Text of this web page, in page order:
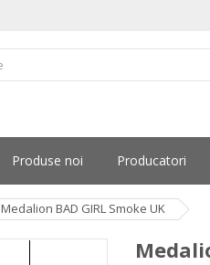
Produse noi Producatori
Medalion BAD GIRL Smoke UK